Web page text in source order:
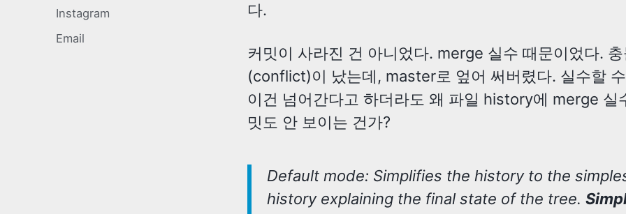
Instagram
Email
다.
커밋이 사라진 건 아니었다. merge 실수 때문이었다. 충
(conflict)이 났는데, master로 엎어 써버렸다. 실수할
이건 넘어간다고 하더라도 왜 파일 history에 merge 실
밋도 안 보이는 건가?
Default mode: Simplifies the history to the
history explaining the final state of the tree.